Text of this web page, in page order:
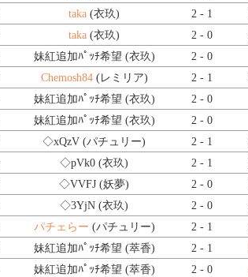
taka (衣玖) 2 - 1
taka (衣玖) 2 - 0
妹紅追加ﾊﾟｯﾁ希望 (衣玖) 2 - 0
Chemosh84(レミリア) 2 - 1
妹紅追加ﾊﾟｯﾁ希望 (衣玖) 2 - 0
妹紅追加ﾊﾟｯﾁ希望 (衣玖) 2 - 0
◇xQzV (パチュリー) 2 - 1
◇pVk0 (衣玖) 2 - 1
◇VVFJ (妖夢) 2 - 0
◇3YjN (衣玖) 2 - 0
パチェらー (パチュリー) 2 - 1
妹紅追加ﾊﾟｯﾁ希望 (萃香) 2 - 1
妹紅追加ﾊﾟｯﾁ希望 (萃香) 2 - 0